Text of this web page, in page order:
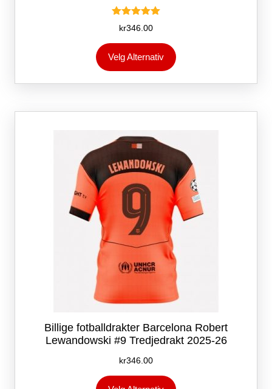
Vurdert
5.00
av 5
kr346.00
Velg Alternativ
produktet
flere
Alternativene
på
produktsiden
Billige fotballdrakter Barcelona Robert
Lewandowski #9 Tredjedrakt 2025-26
kr346.00